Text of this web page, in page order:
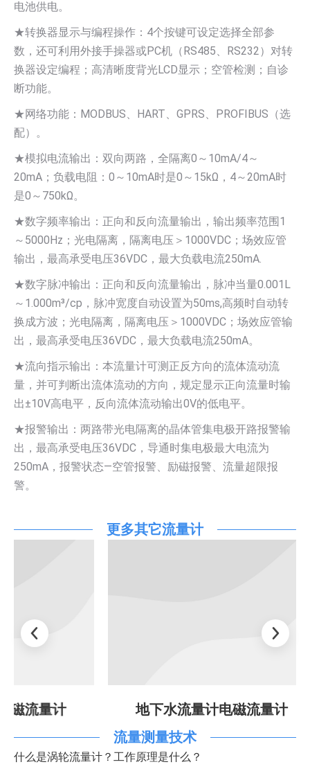
电池供电。
★转换器显示与编程操作：4个按键可设定选择全部参
数，还可利用外接手操器或PC机（RS485、RS232）对转
换器设定编程；高清晰度背光LCD显示；空管检测；自诊
断功能。
★网络功能：MODBUS、HART、GPRS、PROFIBUS（选
配）。
★模拟电流输出：双向两路，全隔离0～10mA/4～
20mA；负载电阻：0～10mA时是0～15kΩ，4～20mA时
是0～750kΩ。
★数字频率输出：正向和反向流量输出，输出频率范围1
～5000Hz；光电隔离，隔离电压＞1000VDC；场效应管
输出，最高承受电压36VDC，最大负载电流250mA.
★数字脉冲输出：正向和反向流量输出，脉冲当量0.001L
～1.000m³/cp，脉冲宽度自动设置为50ms,高频时自动转
换成方波；光电隔离，隔离电压＞1000VDC；场效应管输
出，最高承受电压36VDC，最大负载电流250mA。
★流向指示输出：本流量计可测正反方向的流体流动流
量，并可判断出流体流动的方向，规定显示正向流量时输
出±10V高电平，反向流体流动输出0V的低电平。
★报警输出：两路带光电隔离的晶体管集电极开路报警输
出，最高承受电压36VDC，导通时集电极最大电流为
250mA，报警状态—空管报警、励磁报警、流量超限报
警。
更多其它流量计
地下水流量计电磁流量计
SHLDE
流量测量技术
什么是涡轮流量计？工作原理是什么？